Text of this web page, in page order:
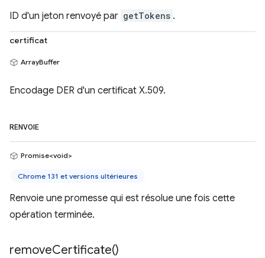
ID d'un jeton renvoyé par getTokens .
certificat
ArrayBuffer
Encodage DER d'un certificat X.509.
RENVOIE
Promise<void>
Chrome 131 et versions ultérieures
Renvoie une promesse qui est résolue une fois cette
opération terminée.
removeCertificate()